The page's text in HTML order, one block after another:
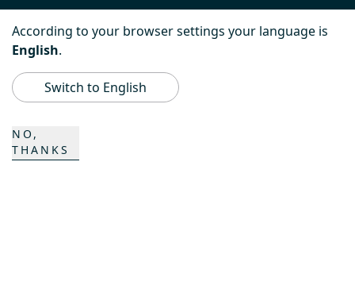
PowerBully
BeachTech
K COMPOSITES
According to your browser settings your language is
English.
NO,
THANKS
Switch to English